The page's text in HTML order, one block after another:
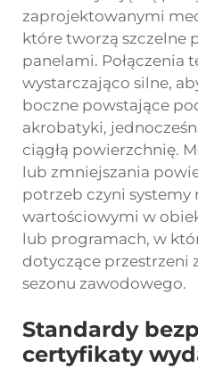
zaprojektowanymi
które tworzą szczelne
panelami. Połączenia
wystarczająco silne,
boczne powstające
akrobatyki,
ciągłą powierzchnię.
lub zmniejszania
potrzeb czyni systemy
wartościowymi w
lub programach, w
dotyczące przestrzeni
sezonu zawodowego.
Standardy
certyfikaty